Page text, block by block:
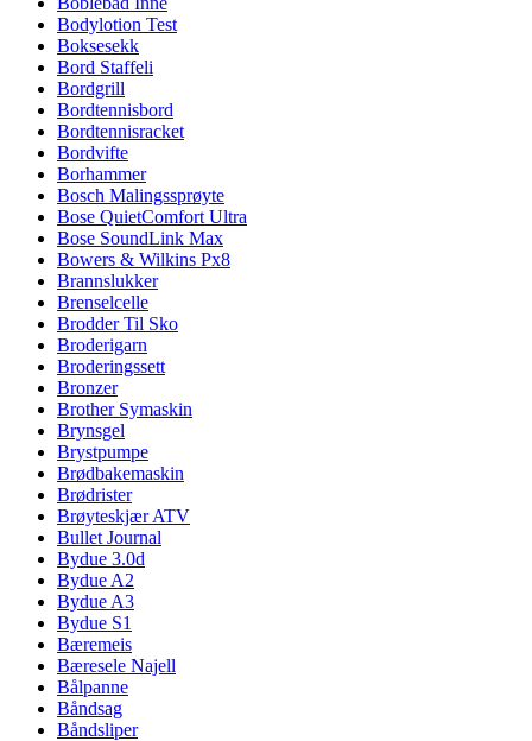
Bodylotion Test
Boksesekk
Bord Staffeli
Bordgrill
Bordtennisbord
Bordtennisracket
Bordvifte
Borhammer
Bosch Malingssprøyte
Bose QuietComfort Ultra
Bose SoundLink Max
Bowers & Wilkins Px8
Brannslukker
Brenselcelle
Brodder Til Sko
Broderigarn
Broderingssett
Bronzer
Brother Symaskin
Brynsgel
Brystpumpe
Brødbakemaskin
Brødrister
Brøyteskjær ATV
Bullet Journal
Bydue 3.0d
Bydue A2
Bydue A3
Bydue S1
Bæremeis
Bæresele Najell
Bålpanne
Båndsag
Båndsliper